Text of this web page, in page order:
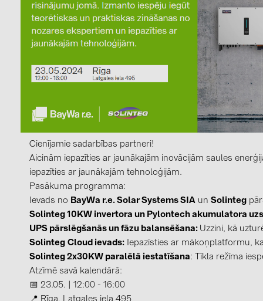
Katalogi
Saules paneļi (19)
Invertori (105)
Invertoru aksesuāri (84)
Enerģijas uzglabāšana (74)
E-Mobilitāte (19)
Instalācijas (87)
RAŽOTĀJI
AIKO Solar (2)
Cienījamie sadarbības partneri!
Aicinām iepazīties ar jaunākajām inovācijām saules
iepazīties ar jaunākajām tehnoloģijām.
Pasākuma programma:
Ievads no BayWa r.e. Solar Systems SIA un Solinteg
Solinteg 10KW invertora un Pylontech akumulatora
UPS pārslēgšanās un fāzu balansēšana: Uzzini, kā
Solinteg Cloud ievads: Iepazīsties ar mākoņplatformu,
Solinteg 2x30KW paralēlā iestatīšana: Tīkla režīma
Atzīmē savā kalendārā:
📅 23.05. | 12:00 - 16:00